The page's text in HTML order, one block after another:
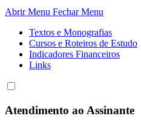
Abrir Menu Fechar Menu
Textos e Monografias
Cursos e Roteiros de Estudo
Indicadores Financeiros
Links
Atendimento ao Assinante